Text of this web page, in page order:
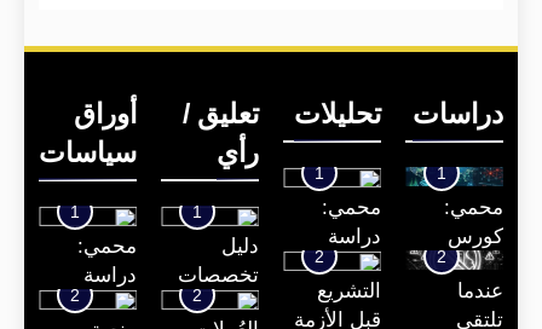
دراسات
1
محمي:
كورس
متخصص
عن تحليل
التهديدات
2
عندما
تلتقي
تحليلات
1
محمي:
دراسة
مفصلة عن
الأمن
القومي
2
التشريع
قبل الأزمة
تعليق /
رأي
1
دليل
تخصصات
الأمن
2
أوراق
سياسات
1
محمي:
دراسة
مفصلة عن
2